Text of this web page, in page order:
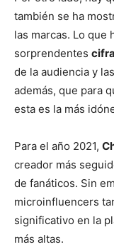
también se ha
las marcas. Lo que
sorprendentes
de la audiencia y
además, que para
esta es la más
Para el año 2021,
creador más
de fanáticos. Sin
microinfluencers
significativo en la
más altas.